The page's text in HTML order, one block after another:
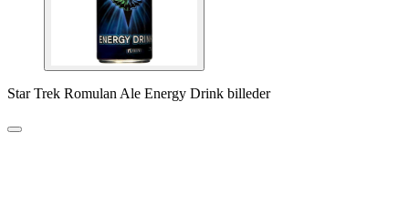
Star Trek Romulan Ale Energy Drink billeder